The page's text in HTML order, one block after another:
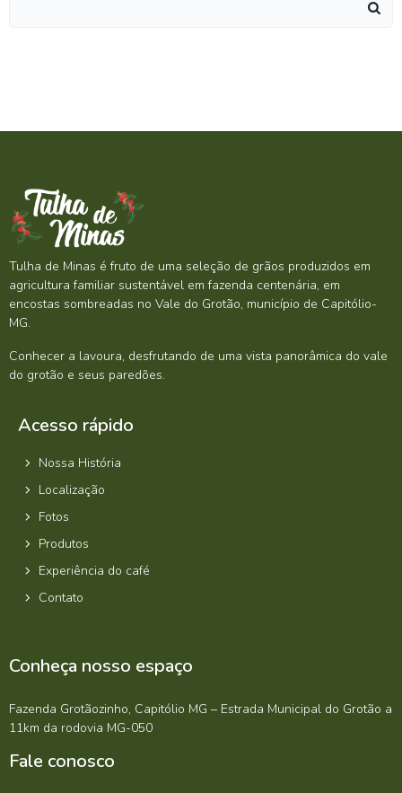
Tulha de Minas é fruto de uma seleção de grãos produzidos em
agricultura familiar sustentável em fazenda centenária, em
encostas sombreadas no Vale do Grotão, município de Capitólio-
MG.
Conhecer a lavoura, desfrutando de uma vista panorâmica do vale
do grotão e seus paredões.
Acesso rápido
Nossa História
Localização
Fotos
Produtos
Experiência do café
Contato
Conheça nosso espaço
Fazenda Grotãozinho, Capitólio MG – Estrada Municipal do Grotão a
11km da rodovia MG-050
Fale conosco